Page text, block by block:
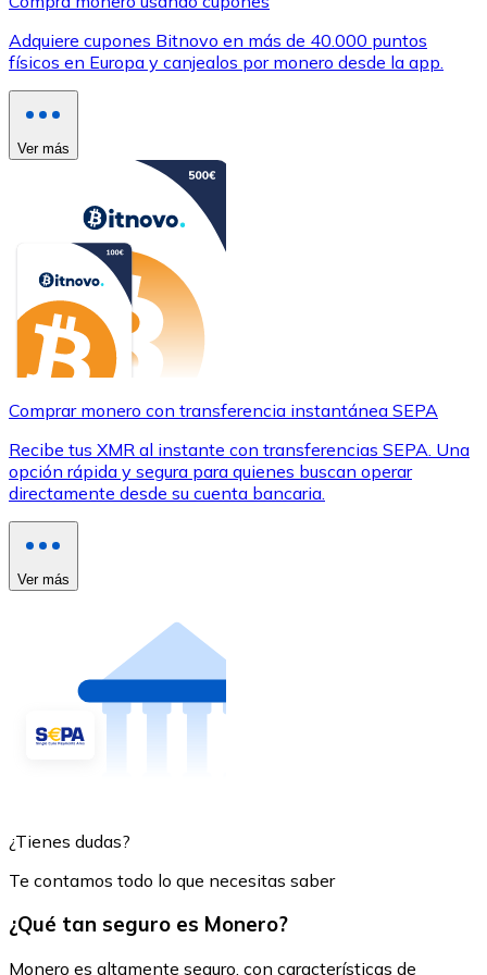
Adquiere cupones Bitnovo en más de 40.000 puntos
físicos en Europa y canjealos por monero desde la app.
Ver más
Comprar monero con transferencia instantánea SEPA
Recibe tus XMR al instante con transferencias SEPA. Una
opción rápida y segura para quienes buscan operar
directamente desde su cuenta bancaria.
Ver más
¿Tienes dudas?
Te contamos todo lo que necesitas saber
¿Qué tan seguro es Monero?
Monero es altamente seguro, con características de